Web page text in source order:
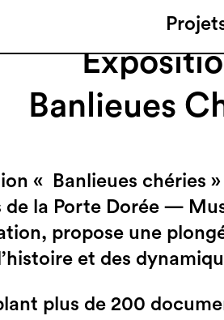
Banlieues
« Banlieues chéries
de la Porte Dorée —
propose une
et des
plus de 200